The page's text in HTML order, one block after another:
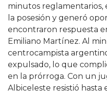
minutos reglamentarios,
la posesión y generó
encontraron respuesta
Emiliano Martínez. Al
centrocampista
expulsado, lo que
en la prórroga. Con un
Albiceleste resistió hasta